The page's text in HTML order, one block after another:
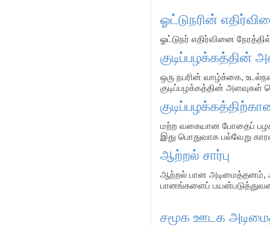
ஓட்டுநரின்
ஓட்டுநர் எதிர்வினை
குடிப்பழக்கத்தின்
ஒரு நபரின் வாழ்க்கை,
குடிப்பழக்கத்தின் அளவுகள்
மற்ற வகையான போதைப்
இது பொதுவாக பல்வேறு
ஆற்றல் சார்பு
ஆற்றல் பான அடிமைத்தனம்,
பானங்களைப்
சமூக ஊடக